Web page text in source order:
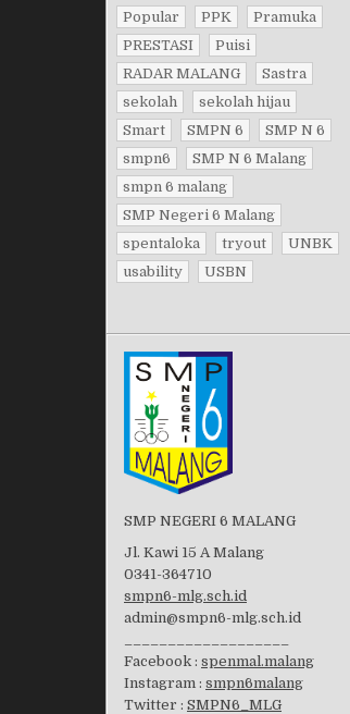
Popular
PPK
Pramuka
PRESTASI
Puisi
RADAR MALANG
Sastra
sekolah
sekolah hijau
Smart
SMPN 6
SMP N 6
smpn6
SMP N 6 Malang
smpn 6 malang
SMP Negeri 6 Malang
spentaloka
tryout
UNBK
usability
USBN
SMP NEGERI 6 MALANG
Jl. Kawi 15 A Malang
0341-364710
smpn6-mlg.sch.id
admin@smpn6-mlg.sch.id
Facebook : spenmal.malang
Instagram : smpn6malang
Twitter : SMPN6_MLG